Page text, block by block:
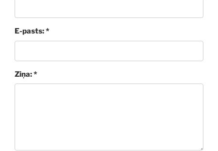
E-pasts: *
Ziņa: *